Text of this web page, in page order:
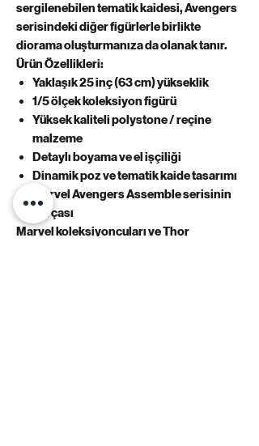
sergilenebilen tematik kaidesi, Avengers
serisindeki diğer figürlerle birlikte
diorama oluşturmanıza da olanak tanır.
Ürün Özellikleri:
Yaklaşık 25 inç (63 cm) yükseklik
1/5 ölçek koleksiyon figürü
Yüksek kaliteli polystone / reçine
malzeme
Detaylı boyama ve el işçiliği
Dinamik poz ve tematik kaide tasarımı
Marvel Avengers Assemble serisinin
parçası
Marvel koleksiyoncuları ve Thor